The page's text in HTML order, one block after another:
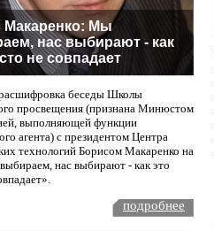
Макаренко: Мы
нас выбирают - как
не совпадает
расшифровка беседы Школы
просвещения (признана Минюстом
выполняющей функции
агента) с президентом Центра
технологий Борисом Макаренко на
нас выбирают - как это
подробнее